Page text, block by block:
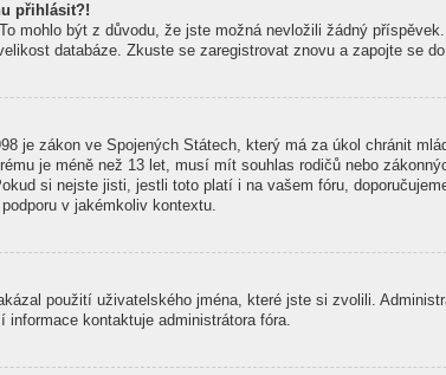
přihlásit?!
mohlo být z důvodu, že jste možná nevložili žádný
databáze. Zkuste se zaregistrovat znovu a zapojte se
je zákon ve Spojených Státech, který má za úkol chránit
je méně než 13 let, musí mít souhlas rodičů nebo
si nejste jisti, jestli toto platí i na vašem fóru,
v jakémkoliv kontextu.
použití uživatelského jména, které jste si zvolili.
kontaktuje administrátora fóra.